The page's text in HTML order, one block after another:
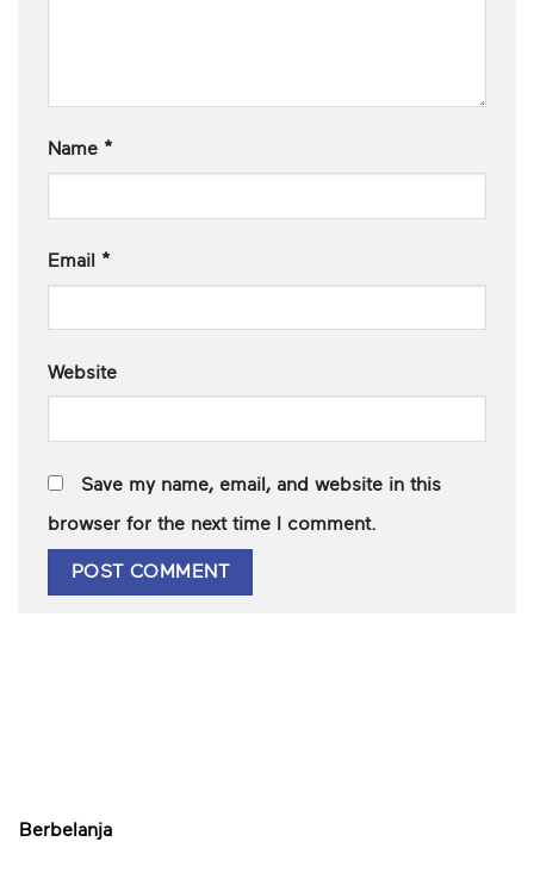
Name *
Email *
Website
Save my name, email, and website in this
browser for the next time I comment.
Berbelanja